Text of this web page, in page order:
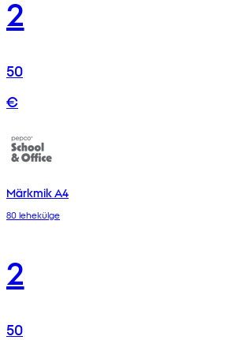
2
50
€
Märkmik A4
80 lehekülge
2
50